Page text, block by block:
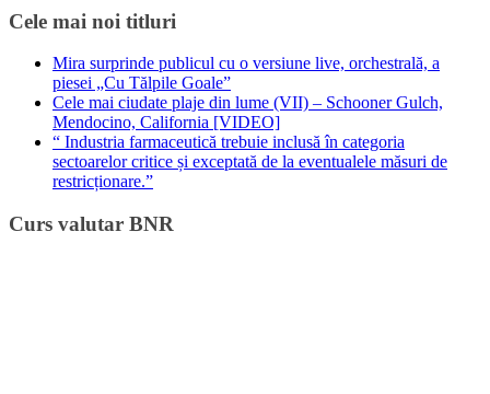
Cele mai noi titluri
Mira surprinde publicul cu o versiune live, orchestrală, a
piesei „Cu Tălpile Goale”
Cele mai ciudate plaje din lume (VII) – Schooner Gulch,
Mendocino, California [VIDEO]
“ Industria farmaceutică trebuie inclusă în categoria
sectoarelor critice și exceptată de la eventualele măsuri de
restricționare.”
Curs valutar BNR